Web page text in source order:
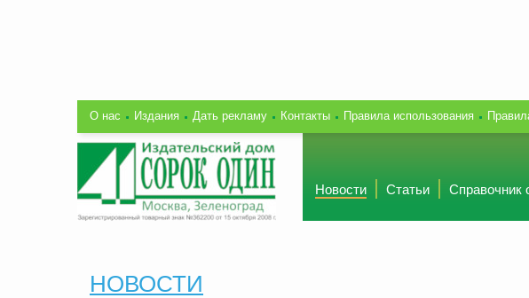
О нас Издания Дать рекламу Контакты Правила использования
Новости Статьи Справочник
НОВОСТИ